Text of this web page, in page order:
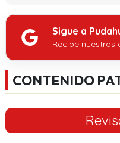
Sigue a
Recibe nuestros
CONTENIDO